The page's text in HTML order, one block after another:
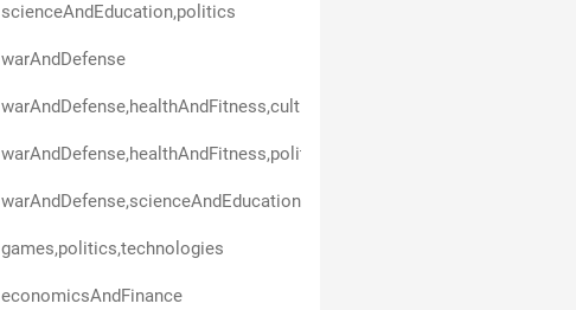
scienceAndEducation,politics
warAndDefense
warAndDefense,healthAndFitness,politics
warAndDefense,scienceAndEducation
games,politics,technologies
economicsAndFinance